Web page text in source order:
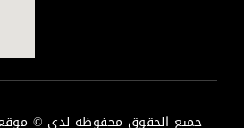
جميع الحقوق محفوظه لدى ©